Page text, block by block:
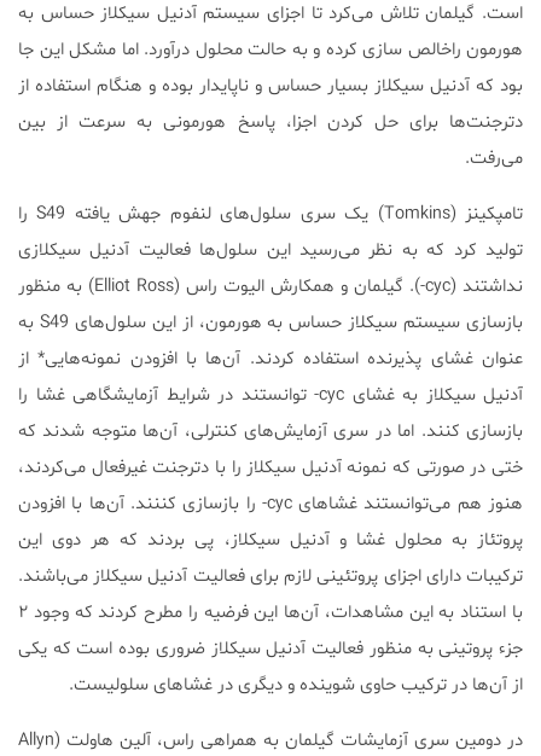
است. گیلمان تلاش می‌کرد تا اجزای سیستم آدنیل سیکلاز حساس به
هورمون راخالص سازی کرده و به حالت محلول درآورد. اما مشکل این جا
بود که آدنیل سیکلاز بسیار حساس و ناپایدار بوده و هنگام استفاده از
دترجنت‌ها برای حل کردن اجزا، پاسخ هورمونی به سرعت از بین
می‌رفت.
تامپکینز (Tomkins) یک سری سلول‌های لنفوم جهش یافته S49 را
تولید کرد که به نظر می‌رسید این سلول‌ها فعالیت آدنیل سیکلازی
نداشتند (cyc-). گیلمان و همکارش الیوت راس (Elliot Ross) به منظور
بازسازی سیستم سیکلاز‌ حساس به هورمون، از این سلول‌های S49 به
عنوان غشای پذیرنده استفاده کردند. آن‌ها با افزودن نمونه‌هایی* از
آدنیل سیکلاز به غشای cyc- توانستند در شرایط آزمایشگاهی غشا را
بازسازی کنند. اما در سری آزمایش‌های کنترلی، آن‌ها متوجه شدند که
ختی در صورتی که نمونه آدنیل سیکلاز را با دترجنت غیرفعال می‌کردند،
هنوز هم می‌توانستند غشاهای cyc- را بازسازی کننند. آن‌ها با افزودن
پروتئاز به محلول غشا و آدنیل سیکلاز، پی بردند که هر دوی این
ترکیبات دارای اجزای پروتئینی لازم برای فعالیت آدنیل سیكلاز می‌باشند.
با استناد به این مشاهدات، آن‌ها این فرضیه را مطرح کردند که وجود ۲
جزء پروتینی به منظور فعالیت آدنیل سیكلاز ضروری بوده است که یكی
از آن‌ها در ترکیب حاوی شوینده و دیگری در غشاهای سلولیست.
در دومین سری آزمایشات گیلمان به همراهی راس، آلین هاولت (Allyn